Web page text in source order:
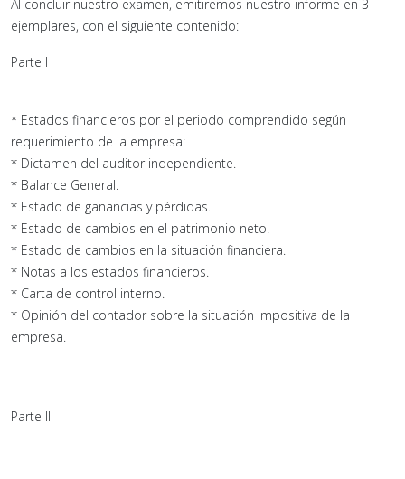
Al concluir nuestro examen, emitiremos nuestro informe en 3
ejemplares, con el siguiente contenido:
Parte I
* Estados financieros por el periodo comprendido según
requerimiento de la empresa:
* Dictamen del auditor independiente.
* Balance General.
* Estado de ganancias y pérdidas.
* Estado de cambios en el patrimonio neto.
* Estado de cambios en la situación financiera.
* Notas a los estados financieros.
* Carta de control interno.
* Opinión del contador sobre la situación Impositiva de la
empresa.
Parte II